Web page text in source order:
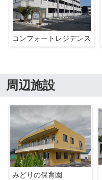
コンフォートレジデンス
周辺施設
みどりの保育園